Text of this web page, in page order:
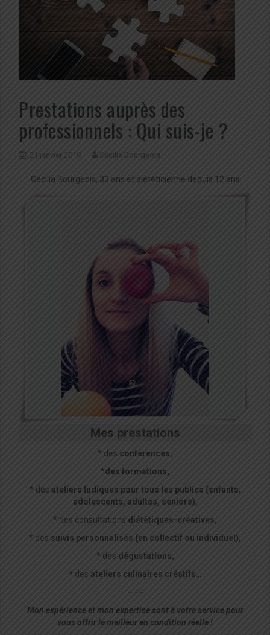
Prestations auprès des
professionnels : Qui suis-je ?
21 janvier 2019 Cécilia Bourgeois
Cécilia Bourgeois, 33 ans et diététicienne depuis 12 ans
Mes prestations
* des conférences,
*des formations,
* des ateliers ludiques pour tous les publics (enfants,
adolescents, adultes, seniors),
* des consultations diététiques-créatives,
* des suivis personnalisés (en collectif ou individuel),
* des dégustations,
* des ateliers culinaires créatifs…
——-
Mon expérience et mon expertise sont à votre service pour
vous offrir le meilleur en condition réelle !